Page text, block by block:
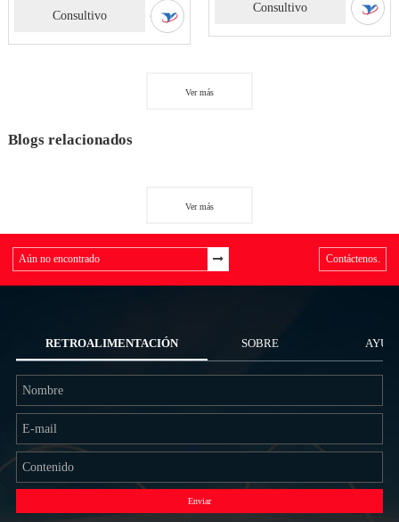
Consultivo
Consultivo
Ver más
Blogs relacionados
Ver más
Contáctenos.
RETROALIMENTACIÓN SOBRE
NOSOTROS
Enviar